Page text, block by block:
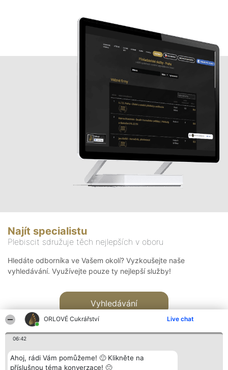
ORLOVÉ Cukrářství Live chat
06:42
Ahoj, rádi Vám pomůžeme! 🙂 Klikněte na
příslušnou téma konverzace! 🙂
Najít specialistu
Plebiscit sdružuje těch nejlepších v oboru
Hledáte odborníka ve Vašem okolí? Vyzkoušejte naše
vyhledávání. Využívejte pouze ty nejlepší služby!
Vyhledávání